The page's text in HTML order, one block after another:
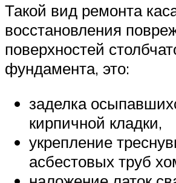
Такой вид ремонта
восстановления
поверхностей
фундамента, это:
заделка
кирпичной кладки,
укрепление
асбестовых труб